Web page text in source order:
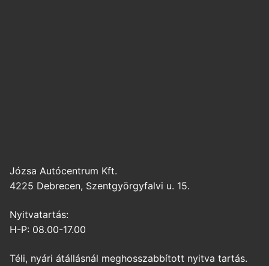
Józsa Autócentrum Kft.
4225 Debrecen, Szentgyörgyfalvi u. 15.
Nyitvatartás:
H-P: 08.00-17.00
Téli, nyári átállásnál meghosszabbított nyitva tartás.